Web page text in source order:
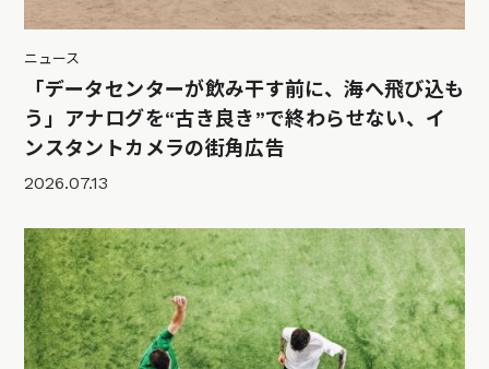
ニュース
「データセンターが飲み干す前に、海へ飛び込も
う」アナログを“古き良き”で終わらせない、イ
ンスタントカメラの街角広告
2026.07.13